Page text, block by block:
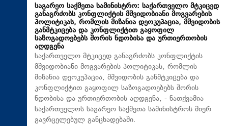
საგარეო საქმეთა სამინისტრო: საქართველო მტკიცედ
განაგრძობს კონფლიქტის მშვიდობიანი მოგვარების
პოლიტიკას, რომლის მიზანია დეოკუპაცია, მშვიდობის
განმტკიცება და კონფლიქტით გაყოფილ
საზოგადოებებს შორის ნდობისა და ურთიერთობის
აღდგენა
საქართველო მტკიცედ განაგრძობს კონფლიქტის
მშვიდობიანი მოგვარების პოლიტიკას, რომლის
მიზანია დეოკუპაცია, მშვიდობის განმტკიცება და
კონფლიქტით გაყოფილ საზოგადოებებს შორის
ნდობისა და ურთიერთობის აღდგენა, - ნათქვამია
საქართველოს საგარეო საქმეთა სამინისტროს მიერ
გავრცელებულ განცხადებაში.